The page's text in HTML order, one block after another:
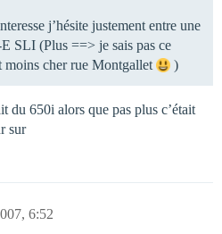
j’hésite justement entre une
SLI (Plus ==> je sais pas ce
moins cher rue Montgallet
)
du 650i alors que pas plus c’était
sur
6:52